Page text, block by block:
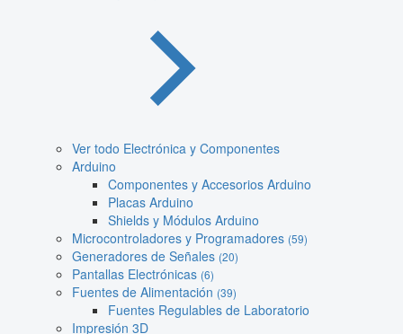
Ver todo Electrónica y Componentes
Arduino
Componentes y Accesorios Arduino
Placas Arduino
Shields y Módulos Arduino
Microcontroladores y Programadores (59)
Generadores de Señales (20)
Pantallas Electrónicas (6)
Fuentes de Alimentación (39)
Fuentes Regulables de Laboratorio
Impresión 3D